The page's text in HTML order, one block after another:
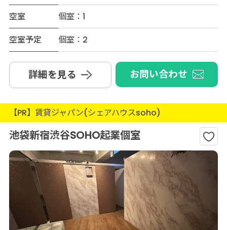
空室
個室：1
空室予定
個室：2
詳細を見る お問い合わせ
【PR】賃貸ジャパン(シェアハウスsoho)
池袋新宿渋谷SOHO起業個室